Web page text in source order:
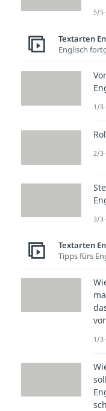
er
5/5
Textarten
Englisch
1/3
2/3
3/3
Textarten
Tipps fürs
1/3